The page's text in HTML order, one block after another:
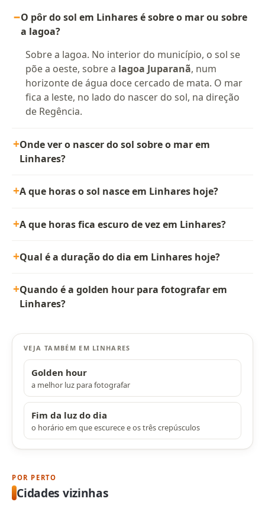
O pôr do sol em Linhares é sobre o mar ou sobre
a lagoa?
Sobre a lagoa. No interior do município, o sol se
põe a oeste, sobre a lagoa Juparanã, num
horizonte de água doce cercado de mata. O mar
fica a leste, no lado do nascer do sol, na direção
de Regência.
Onde ver o nascer do sol sobre o mar em
Linhares?
A que horas o sol nasce em Linhares hoje?
A que horas fica escuro de vez em Linhares?
Qual é a duração do dia em Linhares hoje?
Quando é a golden hour para fotografar em
Linhares?
VEJA TAMBÉM EM LINHARES
Golden hour
a melhor luz para fotografar
Fim da luz do dia
o horário em que escurece e os três crepúsculos
POR PERTO
Cidades vizinhas